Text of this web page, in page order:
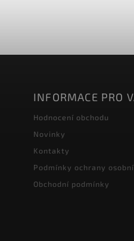
INFORMACE PRO
Hodnocení obchodu
Novinky
Kontakty
Podmínky ochrany
Obchodní podmínky